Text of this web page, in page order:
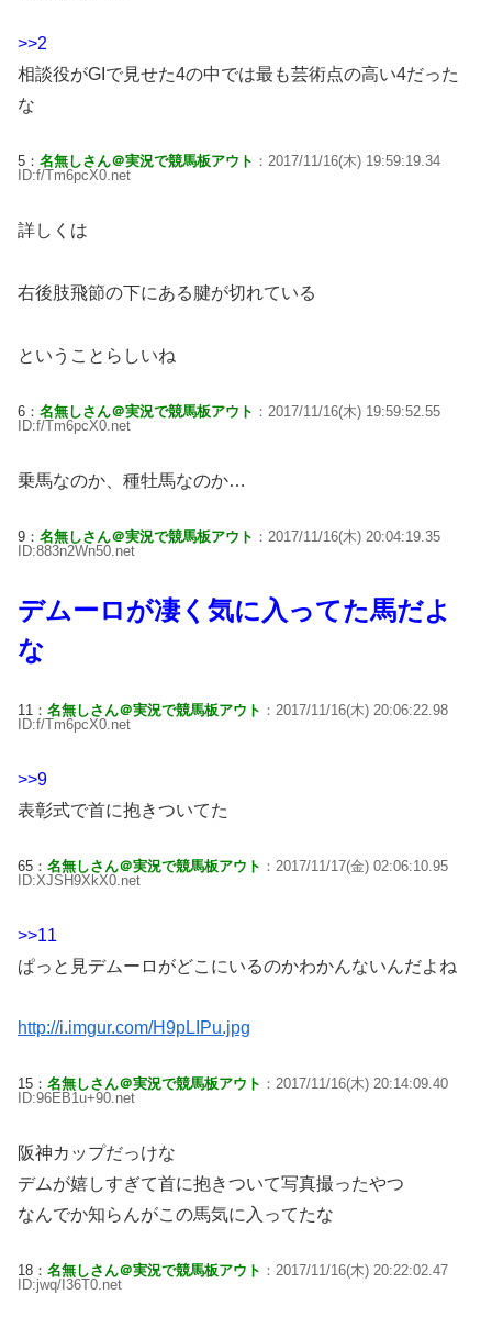
>>2
相談役がGIで見せた4の中では最も芸術点の高い4だった
な
5： 名無しさん＠実況で競馬板アウト ：2017/11/16(木) 19:59:19.34
ID:f/Tm6pcX0.net
詳しくは
右後肢飛節の下にある腱が切れている
ということらしいね
6： 名無しさん＠実況で競馬板アウト ：2017/11/16(木) 19:59:52.55
ID:f/Tm6pcX0.net
乗馬なのか、種牡馬なのか…
9： 名無しさん＠実況で競馬板アウト ：2017/11/16(木) 20:04:19.35
ID:883n2Wn50.net
デムーロが凄く気に入ってた馬だよ
な
11： 名無しさん＠実況で競馬板アウト ：2017/11/16(木) 20:06:22.98
ID:f/Tm6pcX0.net
>>9
表彰式で首に抱きついてた
65： 名無しさん＠実況で競馬板アウト ：2017/11/17(金) 02:06:10.95
ID:XJSH9XkX0.net
>>11
ぱっと見デムーロがどこにいるのかわかんないんだよね
http://i.imgur.com/H9pLIPu.jpg
15： 名無しさん＠実況で競馬板アウト ：2017/11/16(木) 20:14:09.40
ID:96EB1u+90.net
阪神カップだっけな
デムが嬉しすぎて首に抱きついて写真撮ったやつ
なんでか知らんがこの馬気に入ってたな
18： 名無しさん＠実況で競馬板アウト ：2017/11/16(木) 20:22:02.47
ID:jwq/I36T0.net